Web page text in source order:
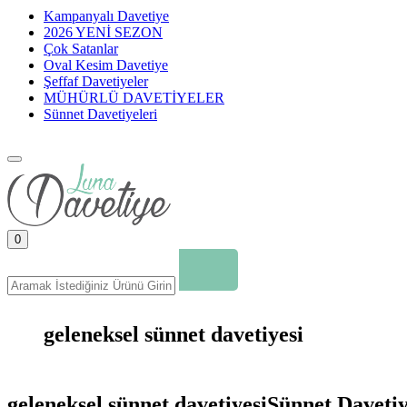
Kampanyalı Davetiye
2026 YENİ SEZON
Çok Satanlar
Oval Kesim Davetiye
Şeffaf Davetiyeler
MÜHÜRLÜ DAVETİYELER
Sünnet Davetiyeleri
0
geleneksel sünnet davetiyesi